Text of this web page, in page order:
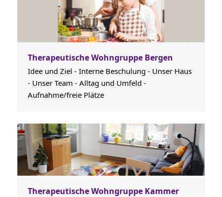
Therapeutische Wohngruppe Bergen
Idee und Ziel - Interne Beschulung - Unser Haus
- Unser Team - Alltag und Umfeld -
Aufnahme/freie Plätze
Therapeutische Wohngruppe Kammer